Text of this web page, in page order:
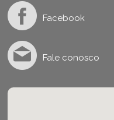
Facebook
Fale conosco